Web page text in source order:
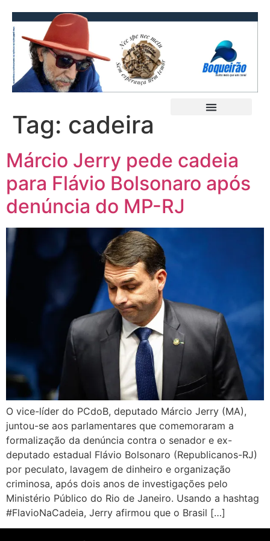
Tag: cadeira
Márcio Jerry pede cadeia
para Flávio Bolsonaro após
denúncia do MP-RJ
O vice-líder do PCdoB, deputado Márcio Jerry (MA),
juntou-se aos parlamentares que comemoraram a
formalização da denúncia contra o senador e ex-
deputado estadual Flávio Bolsonaro (Republicanos-RJ)
por peculato, lavagem de dinheiro e organização
criminosa, após dois anos de investigações pelo
Ministério Público do Rio de Janeiro. Usando a hashtag
#FlavioNaCadeia, Jerry afirmou que o Brasil […]